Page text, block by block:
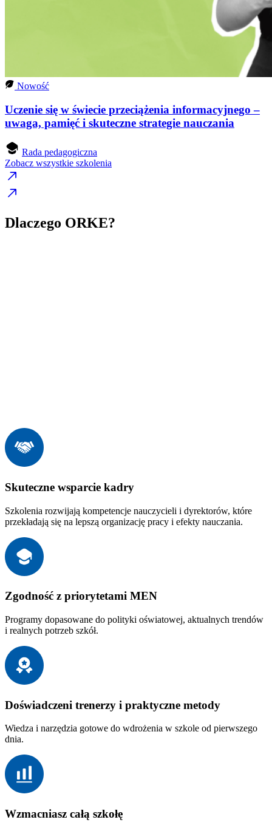
Nowość
Uczenie się w świecie przeciążenia informacyjnego –
uwaga, pamięć i skuteczne strategie nauczania
Rada pedagogiczna
Zobacz wszystkie szkolenia
Dlaczego ORKE?
Skuteczne wsparcie kadry
Szkolenia rozwijają kompetencje nauczycieli i dyrektorów, które
przekładają się na lepszą organizację pracy i efekty nauczania.
Zgodność z priorytetami MEN
Programy dopasowane do polityki oświatowej, aktualnych trendów
i realnych potrzeb szkół.
Doświadczeni trenerzy i praktyczne metody
Wiedza i narzędzia gotowe do wdrożenia w szkole od pierwszego
dnia.
Wzmacniasz całą szkołę